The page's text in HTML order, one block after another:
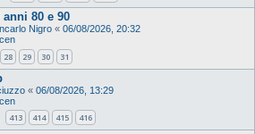
80 e 90
Nigro « 06/08/2026, 20:32
28 29 30 31
« 06/08/2026, 13:29
413 414 415 416